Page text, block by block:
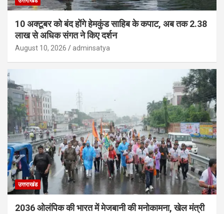
10 अक्टूबर को बंद होंगे हेमकुंड साहिब के कपाट, अब तक 2.38
लाख से अधिक संगत ने किए दर्शन
August 10, 2026 adminsatya
उत्तराखंड
2036 ओलंपिक की भारत में मेजबानी की मनोकामना, खेल मंत्री